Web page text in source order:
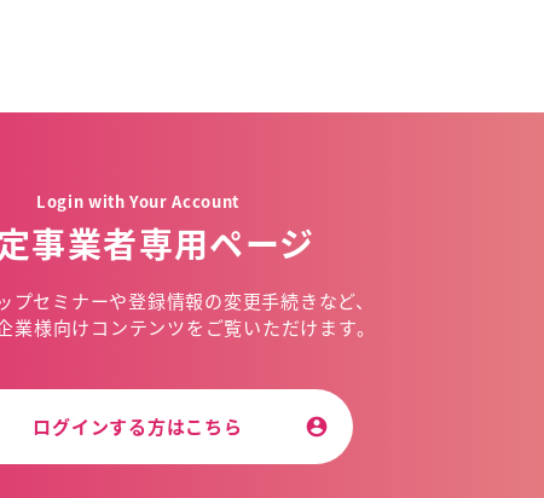
Login with Your Account
事業者専用ページ
プセミナーや登録情報の変更手続きなど、
業様向けコンテンツを ご覧いただけます。
ログインする方はこちら